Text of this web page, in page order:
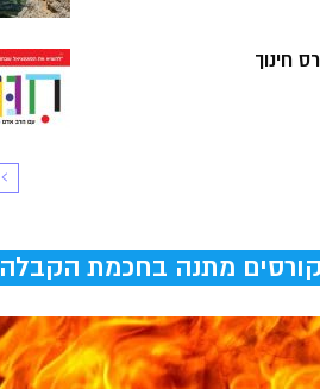
חינוך
קורסים מתנה בחכמת הקבלה